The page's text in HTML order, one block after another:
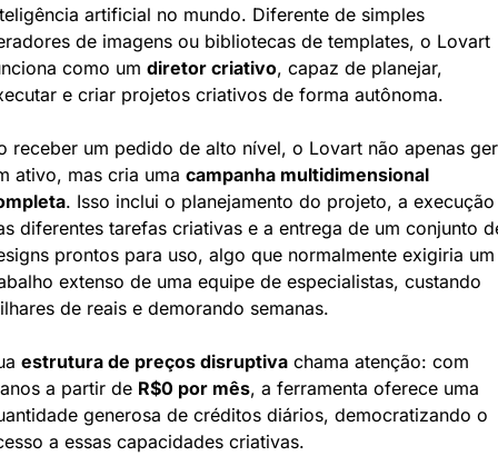
artificial no mundo. Diferente de simples
de imagens ou bibliotecas de templates, o Lovart
como um diretor criativo, capaz de planejar,
e criar projetos criativos de forma autônoma.
receber um pedido de alto nível, o Lovart não apenas
ativo, mas cria uma campanha multidimensional
. Isso inclui o planejamento do projeto, a execução
diferentes tarefas criativas e a entrega de um conjunto
prontos para uso, algo que normalmente exigiria um
extenso de uma equipe de especialistas, custando
de reais e demorando semanas.
estrutura de preços disruptiva chama atenção: com
a partir de R$0 por mês, a ferramenta oferece uma
generosa de créditos diários, democratizando o
a essas capacidades criativas.